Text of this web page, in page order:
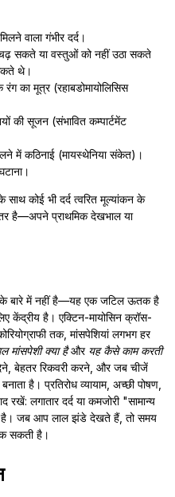
वाला गंभीर दर्द।
चढ़ सकते या वस्तुओं को नहीं उठा सकते
थे।
का मूत्र (रहाबडोमायोलिसिस
की सूजन (संभावित कम्पार्टमेंट
में कठिनाई (मायस्थेनिया संकेत)।
कोई भी दर्द त्वरित मूल्यांकन के
है—अपने प्राथमिक देखभाल या
बारे में नहीं है—यह एक जटिल ऊतक है
केंद्रीय है। एक्टिन-मायोसिन क्रॉस-
तक, मांसपेशियां लगभग हर
मांसपेशी क्या हैऔर यह कैसे काम करती
बेहतर रिकवरी करने, और जब चीजें
है। प्रतिरोध व्यायाम, अच्छी पोषण,
लगातार दर्द या कमजोरी "सामान्य
है। जब आप लाल झंडे देखते हैं, तो समय
सकती है।